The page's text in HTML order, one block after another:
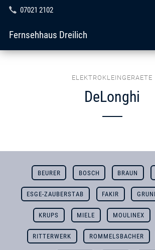
07021 2102
Fernsehhaus Dreilich
ELEKTROKLEINGERAETE
DeLonghi
BEURER BOSCH BRAUN
ESGE-ZAUBERSTAB FAKIR
KRUPS MIELE MOULINEX
RITTERWERK ROMMELSBACHER